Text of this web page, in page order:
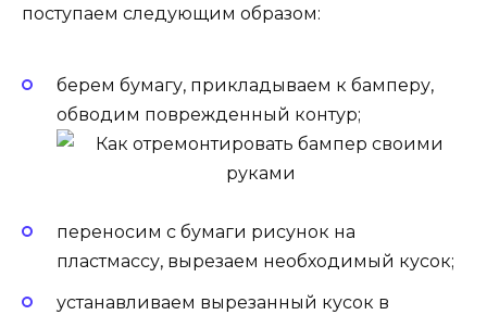
поступаем следующим образом:
берем бумагу, прикладываем к бамперу,
обводим поврежденный контур;
переносим с бумаги рисунок на
пластмассу, вырезаем необходимый кусок;
устанавливаем вырезанный кусок в